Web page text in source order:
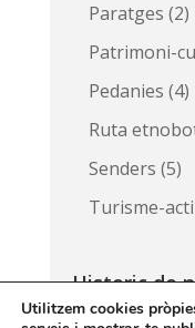
Paratges (2)
Patrimoni-
Pedanies (4)
Ruta
Senders (5)
Turisme-
Historic de
Historic
Utilitzem cookies